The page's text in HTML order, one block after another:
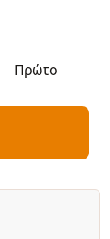
Πρώτο